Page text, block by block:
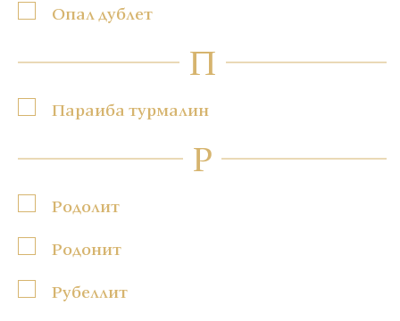
Опал дублет
П
Параиба турмалин
Р
Родолит
Родонит
Рубеллит